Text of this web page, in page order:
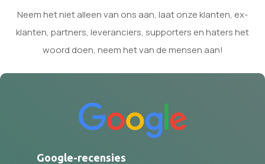
Neem het niet alleen van ons aan, laat onze klanten, ex-
klanten, partners, leveranciers, supporters en haters het
woord doen, neem het van de mensen aan!
Google-recensies